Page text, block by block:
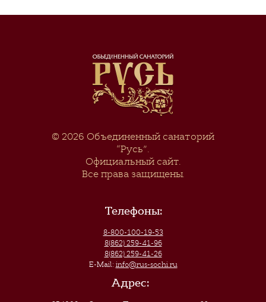
© 2026 Объединенный санаторий
“Русь”.
Официальный сайт.
Все права защищены.
Телефоны:
8-800-100-19-53
8(862) 259-41-96
8(862) 259-41-26
E-Mail: info@rus-sochi.ru
Адрес: